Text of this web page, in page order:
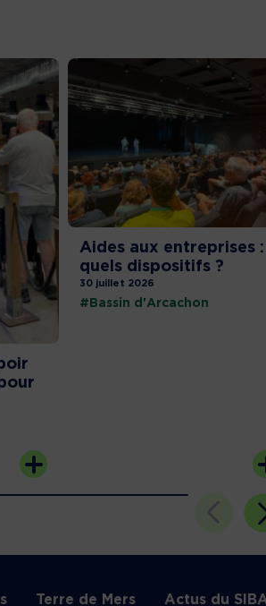
Aides aux entreprises :
quels dispositifs ?
30 juillet 2026
#Bassin d'Arcachon
Terre de Mers Actus du